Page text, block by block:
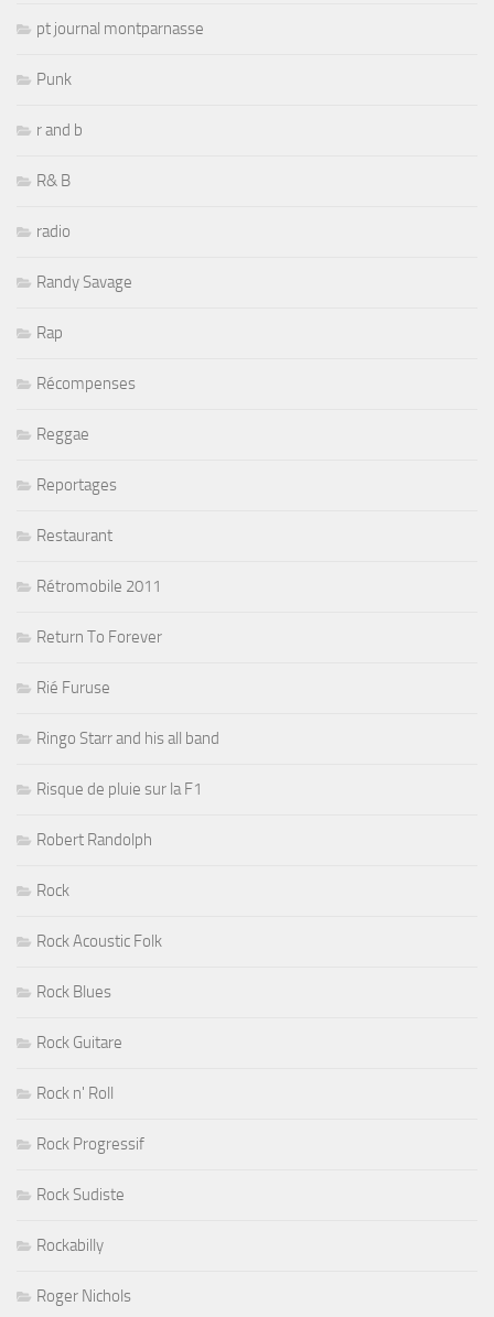
pt journal montparnasse
Punk
r and b
R& B
radio
Randy Savage
Rap
Récompenses
Reggae
Reportages
Restaurant
Rétromobile 2011
Return To Forever
Rié Furuse
Ringo Starr and his all band
Risque de pluie sur la F1
Robert Randolph
Rock
Rock Acoustic Folk
Rock Blues
Rock Guitare
Rock n' Roll
Rock Progressif
Rock Sudiste
Rockabilly
Roger Nichols